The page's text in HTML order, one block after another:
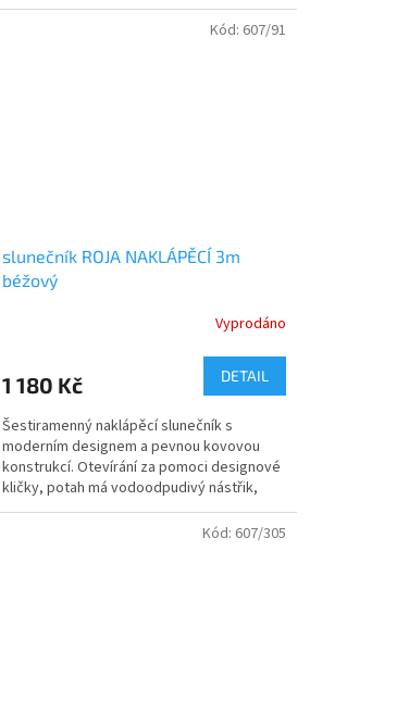
otevírá...
slunečník ROJA NAKLÁPĚCÍ 3m
béžový
Vyprodáno
1 180 Kč DETAIL
Šestiramenný naklápěcí slunečník s
moderním designem a pevnou kovovou
konstrukcí. Otevírání za pomoci designové
kličky, potah má vodoodpudivý nástřik,
takže Vás ochrání před...
Kód: 607/91
Kód: 607/305